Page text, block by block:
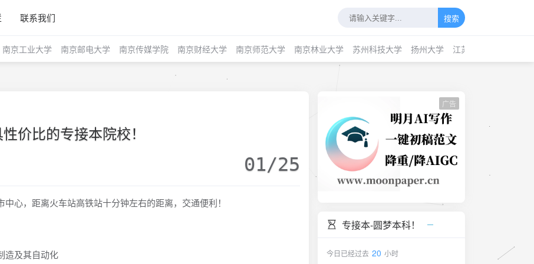
联系我们 搜索
南京工业大学 南京邮电大学 南京传媒学院 南京财经大学 南京师范大学 南京林业大学 苏州科技大学 扬州大学 江苏科技大学
价比的专接本院校！
01/25
心，距离火车站高铁站十分钟左右的距离，交通便利！
造及其自动化
广告
专接本-圆梦本科！
今日已经过去 20 小时